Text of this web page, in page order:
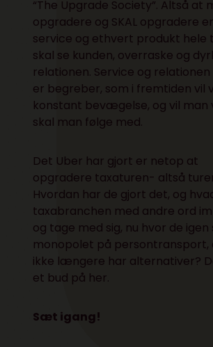
“The Upgrade Society”. Altså at
opgradere og SKAL opgradere
service og ethvert produkt hele
skal se kunden, overraske og
relationen. Service og
er begreber, som i fremtiden vil
konstant bevægelse, og vil
skal man følge med.
Det Uber har gjort er netop at
opgradere taxaturen- altså
Hvordan har de gjort det, og
taxabranchen med andre ord
og tage med sig, nu hvor de
monopolet på persontransport,
ikke længere har alternativer?
et bud på her.
Sæt igang!